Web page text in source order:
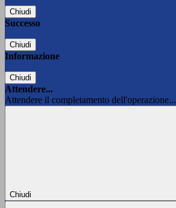
Chiudi
Successo
Chiudi
Informazione
Chiudi
Attendere...
Attendere il completamento dell'operazione...
Chiudi